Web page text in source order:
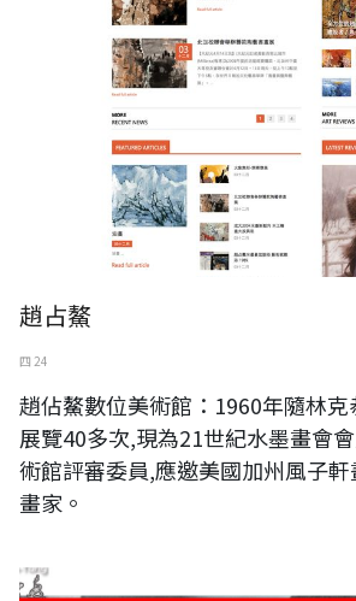
趙占鰲
四 24
趙佔鰲數位美術館：1960年隨林
展覽40多次,現為21世紀水墨畫會
術館評審委員,應邀美國加州風子
畫家。
亞霏美術YAFEI ART 吳智勇官方網站升級更新